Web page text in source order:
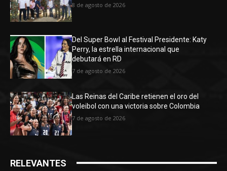
8 de agosto de 2026
Del Super Bowl al Festival Presidente: Katy
Perry, la estrella internacional que
debutará en RD
7 de agosto de 2026
Las Reinas del Caribe retienen el oro del
voleibol con una victoria sobre Colombia
7 de agosto de 2026
RELEVANTES